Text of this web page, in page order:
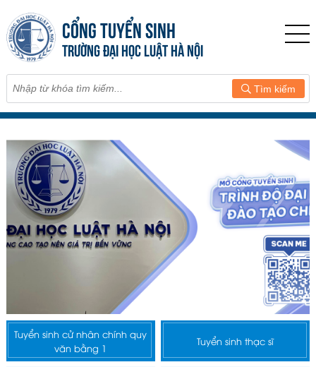
CỔNG TUYỂN SINH
TRƯỜNG ĐẠI HỌC LUẬT HÀ NỘI
Tìm kiếm
Tuyển sinh cử nhân chính quy
văn bằng 1
Tuyển sinh thạc sĩ